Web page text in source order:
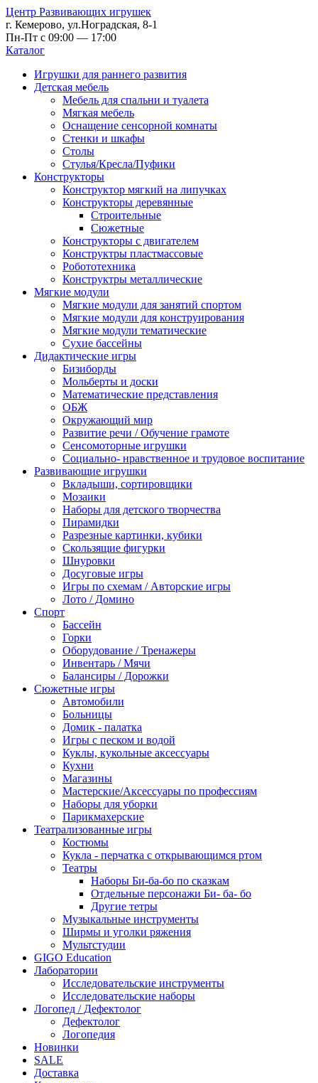
Центр Развивающих игрушек
г. Кемерово, ул.Ноградская, 8-1
Пн-Пт с 09:00 — 17:00
Каталог
Игрушки для раннего развития
Детская мебель
Мебель для спальни и туалета
Мягкая мебель
Оснащение сенсорной комнаты
Стенки и шкафы
Столы
Стулья/Кресла/Пуфики
Конструкторы
Конструктор мягкий на липучках
Конструкторы деревянные
Строительные
Сюжетные
Конструкторы с двигателем
Конструктры пластмассовые
Робототехника
Конструктры металлические
Мягкие модули
Мягкие модули для занятий спортом
Мягкие модули для конструирования
Мягкие модули тематические
Сухие бассейны
Дидактические игры
Бизиборды
Мольберты и доски
Математические представления
ОБЖ
Окружающий мир
Развитие речи / Обучение грамоте
Сенсомоторные игрушки
Социально- нравственное и трудовое воспитание
Развивающие игрушки
Вкладыши, сортировщики
Мозаики
Наборы для детского творчества
Пирамидки
Разрезные картинки, кубики
Скользящие фигурки
Шнуровки
Досуговые игры
Игры по схемам / Авторские игры
Лото / Домино
Спорт
Бассейн
Горки
Оборудование / Тренажеры
Инвентарь / Мячи
Балансиры / Дорожки
Сюжетные игры
Автомобили
Больницы
Домик - палатка
Игры с песком и водой
Куклы, кукольные аксессуары
Кухни
Магазины
Мастерские/Аксессуары по профессиям
Наборы для уборки
Парикмахерские
Театрализованные игры
Костюмы
Кукла - перчатка с открывающимся ртом
Театры
Наборы Би-ба-бо по сказкам
Отдельные персонажи Би- ба- бо
Другие тетры
Музыкальные инструменты
Ширмы и уголки ряжения
Мультстудии
GIGO Education
Лаборатории
Исследовательские инструменты
Исследовательские наборы
Логопед / Дефектолог
Дефектолог
Логопедия
Новинки
SALE
Доставка